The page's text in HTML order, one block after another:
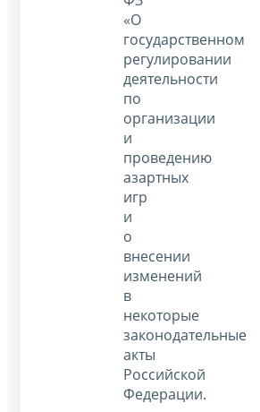
«О
государственном
регулировании
деятельности
по
организации
и
проведению
азартных
игр
и
о
внесении
изменений
в
некоторые
законодательные
акты
Российской
Федерации.